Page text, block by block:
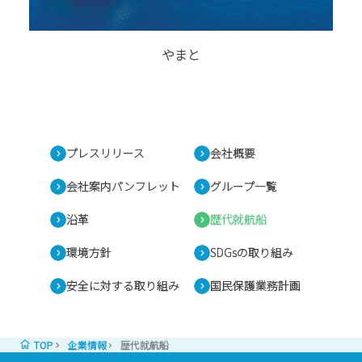
やまと
プレスリリース 会社概要
会社案内パンフレット グループ一覧
沿革 歴代就航船
環境方針 SDGsの取り組み
安全に対する取り組み 国民保護業務計画
TOP 企業情報 歴代就航船